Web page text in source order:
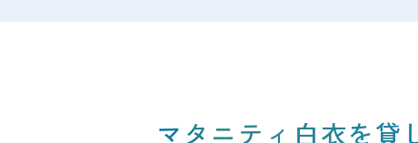
マタニティ白衣を貸